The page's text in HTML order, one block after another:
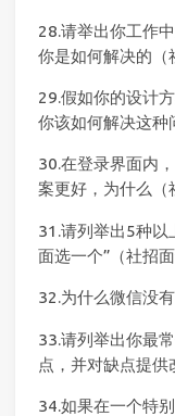
28.请举出你工作
你是如何解决的（
29.假如你的设计
你该如何解决这种
30.在登录界面内
案更好，为什么（
31.请列举出5种以
面选一个”（社招面
32.为什么微信没
33.请列举出你最
点，并对缺点提供
34.如果在一个特